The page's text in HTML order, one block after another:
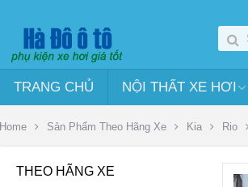
TRANG CHỦ NỘI THẤT XE HƠI
Home Sản Phẩm Theo Hãng Xe Kia Rio
THEO HÃNG XE